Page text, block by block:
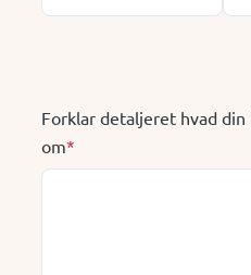
Forklar detaljeret hvad
om*